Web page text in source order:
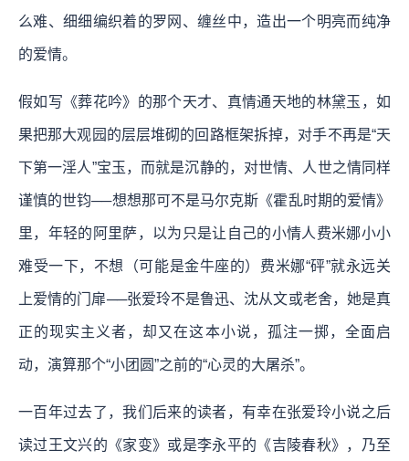
么难、细细编织着的罗网、缠丝中，造出一个明亮而纯净
的爱情。
假如写《葬花吟》的那个天才、真情通天地的林黛玉，如
果把那大观园的层层堆砌的回路框架拆掉，对手不再是“天
下第一淫人”宝玉，而就是沉静的，对世情、人世之情同样
谨慎的世钧──想想那可不是马尔克斯《霍乱时期的爱情》
里，年轻的阿里萨，以为只是让自己的小情人费米娜小小
难受一下，不想（可能是金牛座的）费米娜“砰”就永远关
上爱情的门扉──张爱玲不是鲁迅、沈从文或老舍，她是真
正的现实主义者，却又在这本小说，孤注一掷，全面启
动，演算那个“小团圆”之前的“心灵的大屠杀”。
一百年过去了，我们后来的读者，有幸在张爱玲小说之后
读过王文兴的《家变》或是李永平的《吉陵春秋》，乃至